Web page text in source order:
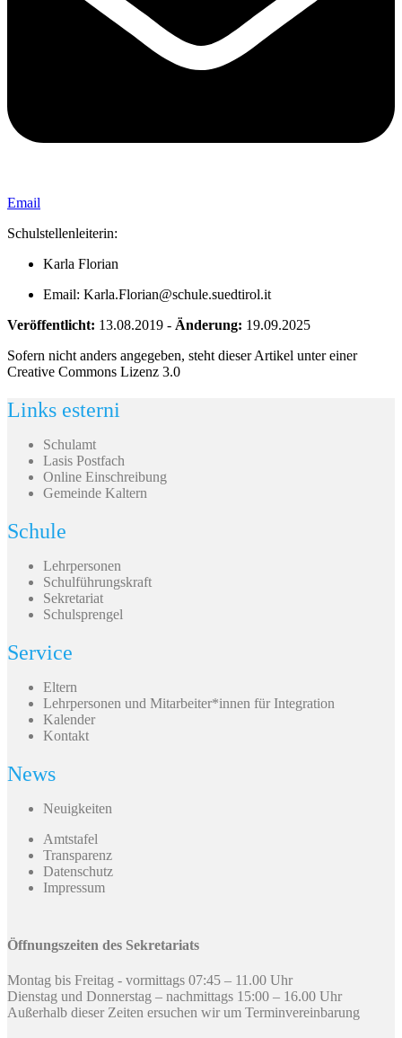
Email
Schulstellenleiterin:
Karla Florian
Email: Karla.Florian@schule.suedtirol.it
Veröffentlicht: 13.08.2019 - Änderung: 19.09.2025
Sofern nicht anders angegeben, steht dieser Artikel unter einer
Creative Commons Lizenz 3.0
Links esterni
Schulamt
Lasis Postfach
Online Einschreibung
Gemeinde Kaltern
Schule
Lehrpersonen
Schulführungskraft
Sekretariat
Schulsprengel
Service
Eltern
Lehrpersonen und Mitarbeiter*innen für Integration
Kalender
Kontakt
News
Neuigkeiten
Amtstafel
Transparenz
Datenschutz
Impressum
Öffnungszeiten des Sekretariats
Montag bis Freitag - vormittags 07:45 – 11.00 Uhr
Dienstag und Donnerstag – nachmittags 15:00 – 16.00 Uhr
Außerhalb dieser Zeiten ersuchen wir um Terminvereinbarung